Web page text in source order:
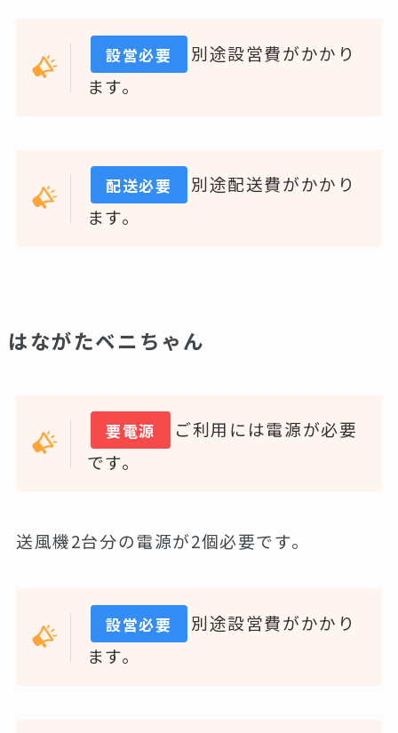
設営必要
別途設営費がかかり
ます。
配送必要
別途配送費がかかり
ます。
はながたベニちゃん
要電源
ご利用には電源が必要
です。
送風機2台分の電源が2個必要です。
設営必要
別途設営費がかかり
ます。